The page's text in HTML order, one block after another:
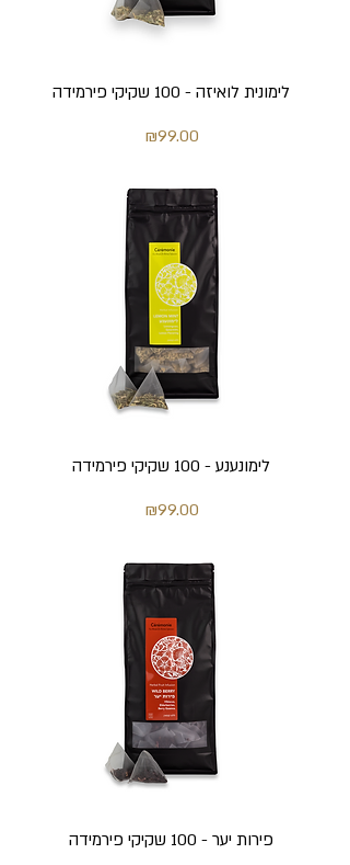
לימונית לואיזה - 100 שקיקי פירמידה
מחיר
₪99.00
לימונענע - 100 שקיקי פירמידה
מחיר
₪99.00
פירות יער - 100 שקיקי פירמידה